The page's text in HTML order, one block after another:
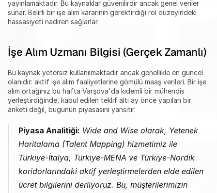
yayınlamaktadır. Bu kaynaklar güvenilirdir ancak genel veriler
sunar. Belirli bir işe alım kararının gerektirdiği rol düzeyindeki
hassasiyeti nadiren sağlarlar.
İşe Alım Uzmanı Bilgisi (Gerçek Zamanlı)
Bu kaynak yetersiz kullanılmaktadır ancak genellikle en güncel
olanıdır: aktif işe alım faaliyetlerine gömülü maaş verileri. Bir işe
alım ortağınız bu hafta Varşova'da kıdemli bir mühendis
yerleştirdiğinde, kabul edilen teklif altı ay önce yapılan bir
anketi değil, bugünün piyasasını yansıtır.
Piyasa Analitiği: Wide and Wise olarak, Yetenek
Haritalama (Talent Mapping) hizmetimiz ile
Türkiye-İtalya, Türkiye-MENA ve Türkiye-Nordik
koridorlarındaki aktif yerleştirmelerden elde edilen
ücret bilgilerini derliyoruz. Bu, müşterilerimizin